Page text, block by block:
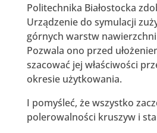
Politechnika Białostocka
Urządzenie do symulacji
górnych warstw
Pozwala ono przed
szacować jej właściwości
okresie użytkowania.
I pomyśleć, że wszystko
polerowalności kruszyw i